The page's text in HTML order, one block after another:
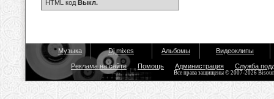
HTML код Выкл.
Музыка Dj mixes Альбомы Видеоклипы
Реклама на сайте Помощь Администрация Служба
Все права защищены © 2007-2026